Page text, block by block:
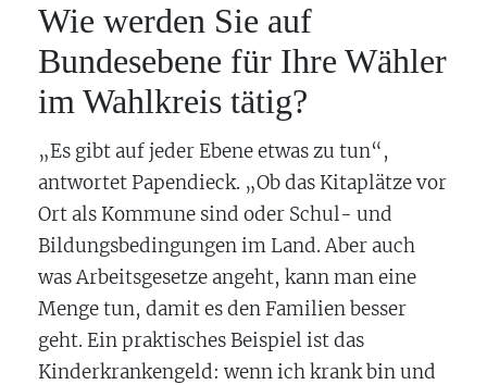
Wie werden Sie auf
Bundesebene für Ihre Wähler
im Wahlkreis tätig?
„Es gibt auf jeder Ebene etwas zu tun“,
antwortet Papendieck. „Ob das Kitaplätze vor
Ort als Kommune sind oder Schul- und
Bildungsbedingungen im Land. Aber auch
was Arbeitsgesetze angeht, kann man eine
Menge tun, damit es den Familien besser
geht. Ein praktisches Beispiel ist das
Kinderkrankengeld: wenn ich krank bin und